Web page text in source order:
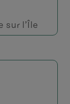
sur l’Île